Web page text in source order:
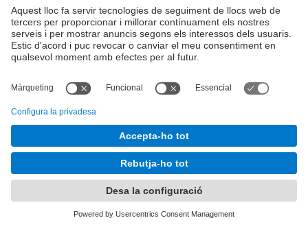
On Som
Necessitem el vostre
consentiment per carregar el
servei Google Maps!
Utilitzem un servei de tercers per incrustar